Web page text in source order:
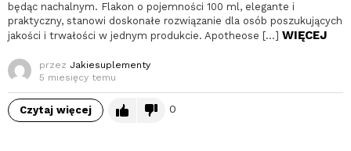
będąc nachalnym. Flakon o pojemności 100 ml, elegante i
praktyczny, stanowi doskonałe rozwiązanie dla osób poszukujących
jakości i trwałości w jednym produkcie. Apotheose […] WIĘCEJ
przez Jakiesuplementy
5 miesięcy temu
Czytaj więcej 0